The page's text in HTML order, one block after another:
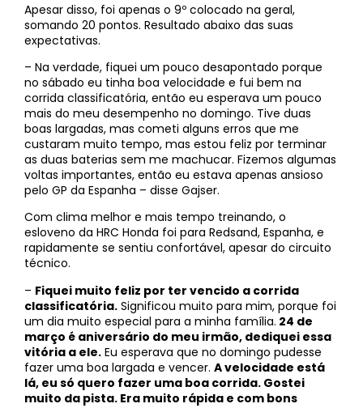
Apesar disso, foi apenas o 9º colocado na geral,
somando 20 pontos. Resultado abaixo das suas
expectativas.
– Na verdade, fiquei um pouco desapontado porque
no sábado eu tinha boa velocidade e fui bem na
corrida classificatória, então eu esperava um pouco
mais do meu desempenho no domingo. Tive duas
boas largadas, mas cometi alguns erros que me
custaram muito tempo, mas estou feliz por terminar
as duas baterias sem me machucar. Fizemos algumas
voltas importantes, então eu estava apenas ansioso
pelo GP da Espanha – disse Gajser.
Com clima melhor e mais tempo treinando, o
esloveno da HRC Honda foi para Redsand, Espanha, e
rapidamente se sentiu confortável, apesar do circuito
técnico.
– Fiquei muito feliz por ter vencido a corrida
classificatória. Significou muito para mim, porque foi
um dia muito especial para a minha família. 24 de
março é aniversário do meu irmão, dediquei essa
vitória a ele. Eu esperava que no domingo pudesse
fazer uma boa largada e vencer. A velocidade está
lá, eu só quero fazer uma boa corrida. Gostei
muito da pista. Era muito rápida e com bons